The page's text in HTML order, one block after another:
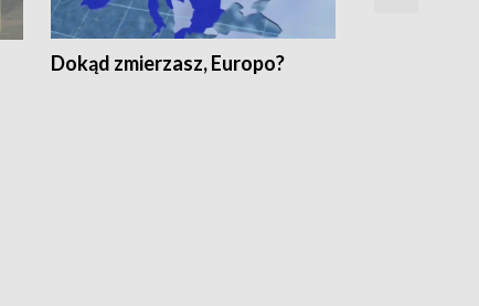
Dokąd zmierzasz, Europo?